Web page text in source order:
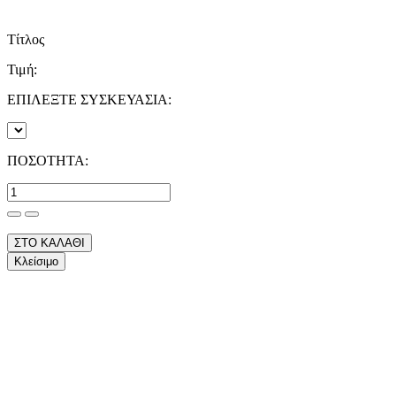
Τίτλος
Τιμή:
ΕΠΙΛΕΞΤΕ ΣΥΣΚΕΥΑΣΙΑ:
ΠΟΣΟΤΗΤΑ:
ΣΤΟ ΚΑΛΑΘΙ
Κλείσιμο